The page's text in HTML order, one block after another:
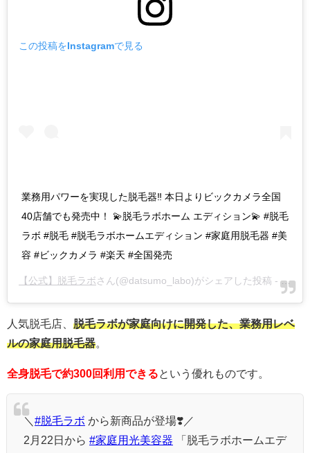
この投稿をInstagramで見る
業務用パワーを実現した脱毛器‼️ 本日よりビックカメラ全国
40店舗でも発売中！ 💫脱毛ラボホーム エディション💫 #脱毛
ラボ #脱毛 #脱毛ラボホームエディション #家庭用脱毛器 #美
容 #ビックカメラ #楽天 #全国発売
【公式】脱毛ラボさん(@datsumo_labo)がシェアした投稿 -2019
人気脱毛店、 脱毛ラボが家庭向けに開発した、業務用レベ
ルの家庭用脱毛器
全身脱毛で約300回利用できる という優れものです。
＼ #脱毛ラボ から新商品が登場❣️／
2月22日から #家庭用光美容器 「脱毛ラボホームエデ